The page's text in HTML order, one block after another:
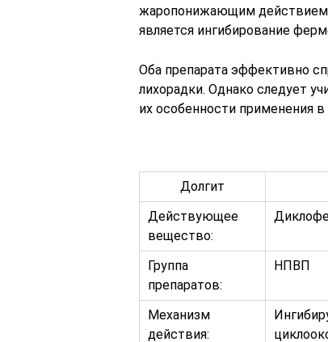
жаропонижающим
является ингибирование
Оба препарата эффективно
лихорадки. Однако следует
их особенности применения
Долгит
Действующее
вещество:
Группа
препаратов:
НПВП
Механизм
действия: